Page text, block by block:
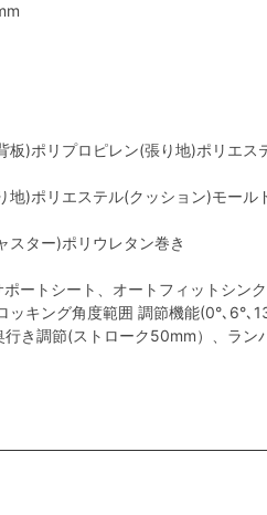
)ポリプロピレン(張り地)ポリエス
)ポリエステル(クッション)モール
ター)ポリウレタン巻き
ートシート、オートフィットシン
キング角度範囲 調節機能(0°､6°､
き調節(ストローク50mm）、ラン